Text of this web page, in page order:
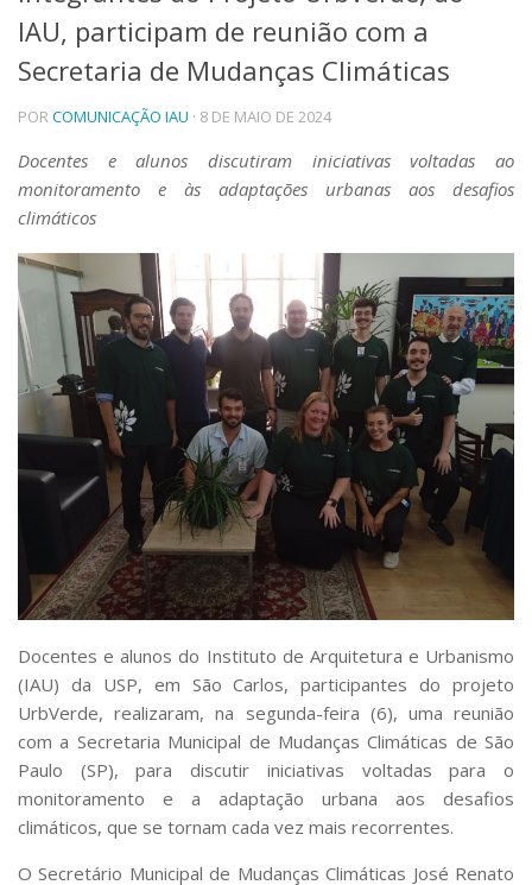
Telefones e Mapas
Pessoas
Ensino
Graduação
Educação a distância
Cursos de Extensão
Pesquisa e Inovação
Linhas de Pesquisa
Centros, Núcleos e Projetos em Rede
Pós-doutorado
Iniciação Científica
Transferência de Tecnologia
Empresas Juniores
Extensão à Comunidade
Projetos, Programas e Cursos
Artes, Cultura e Esportes
Museus e Espaços Interativos
Serviços
Bibliotecas
Apoio ao Estudante
RH, Administrativo e Financeiro
Outros serviços
Comunicação
Assessorias e Mídias
Aplicativos e Sites
Jornal da USP
Agenda de Eventos
IAU, participam de reunião com a
Secretaria de Mudanças Climáticas
PORCOMUNICAÇÃO IAU · 8 DE MAIO DE 2024
Docentes e alunos discutiram iniciativas voltadas ao
monitoramento e às adaptações urbanas aos desafios
climáticos
Docentes e alunos do Instituto de Arquitetura e Urbanismo
(IAU) da USP, em São Carlos, participantes do projeto
UrbVerde, realizaram, na segunda-feira (6), uma reunião
com a Secretaria Municipal de Mudanças Climáticas de São
Paulo (SP), para discutir iniciativas voltadas para o
monitoramento e a adaptação urbana aos desafios
climáticos, que se tornam cada vez mais recorrentes.
O Secretário Municipal de Mudanças Climáticas José Renato